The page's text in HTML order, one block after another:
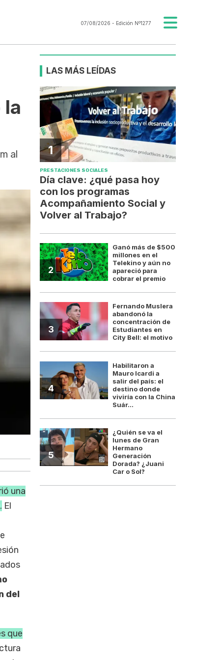
07/08/2026 - Edición Nº1277
la
al
El recambio británico deja a
una
. El
del
que
LAS MÁS LEÍDAS
1
PRESTACIONES SOCIALES
Día clave: ¿qué pasa hoy
con los programas
Acompañamiento Social y
Volver al Trabajo?
2
Ganó más de $500
millones en el
Telekino y aún no
apareció para
cobrar el premio
3
Fernando Muslera
abandonó la
concentración de
Estudiantes en
City Bell: el motivo
4
Habilitaron a
Mauro Icardi a
salir del país: el
destino donde
viviría con la China
Suár...
5
¿Quién se va el
lunes de Gran
Hermano
Generación
Dorada? ¿Juani
Car o Sol?